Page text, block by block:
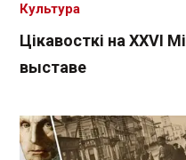
Цікавосткі на XXVI
выставе
Культура